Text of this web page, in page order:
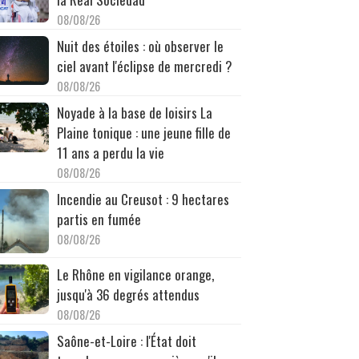
08/08/26
Nuit des étoiles : où observer le
ciel avant l'éclipse de mercredi ?
08/08/26
Noyade à la base de loisirs La
Plaine tonique : une jeune fille de
11 ans a perdu la vie
08/08/26
Incendie au Creusot : 9 hectares
partis en fumée
08/08/26
Le Rhône en vigilance orange,
jusqu'à 36 degrés attendus
08/08/26
Saône-et-Loire : l'État doit